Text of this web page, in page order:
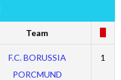
Team
F.C. BORUSSIA
PORCMUND
1